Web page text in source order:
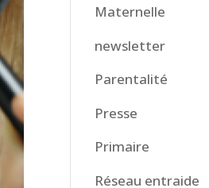
Maternelle
newsletter
Parentalité
Presse
Primaire
Réseau entraide